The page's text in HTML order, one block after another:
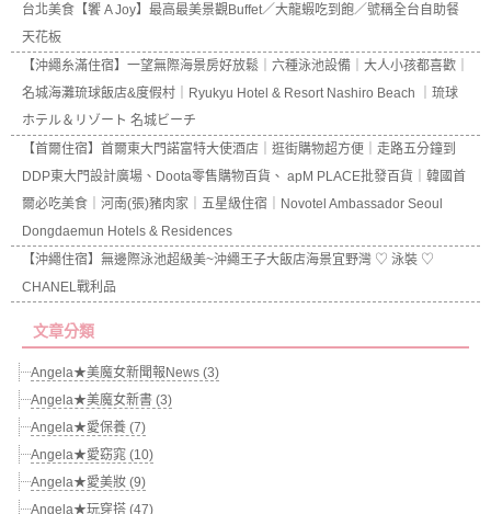
台北美食【饗 A Joy】最高最美景觀Buffet／大龍蝦吃到飽／號稱全台自助餐
天花板
【沖繩糸滿住宿】一望無際海景房好放鬆｜六種泳池設備｜大人小孩都喜歡｜
名城海灘琉球飯店&度假村｜Ryukyu Hotel & Resort Nashiro Beach ｜琉球
ホテル＆リゾート 名城ビーチ
【首爾住宿】首爾東大門諾富特大使酒店｜逛街購物超方便｜走路五分鐘到
DDP東大門設計廣場、Doota零售購物百貨、 apM PLACE批發百貨｜韓國首
爾必吃美食｜河南(張)豬肉家｜五星級住宿｜Novotel Ambassador Seoul
Dongdaemun Hotels & Residences
【沖繩住宿】無邊際泳池超級美~沖繩王子大飯店海景宜野灣 ♡ 泳裝 ♡
CHANEL戰利品
文章分類
Angela★美魔女新聞報News (3)
Angela★美魔女新書 (3)
Angela★愛保養 (7)
Angela★愛窈窕 (10)
Angela★愛美妝 (9)
Angela★玩穿搭 (47)